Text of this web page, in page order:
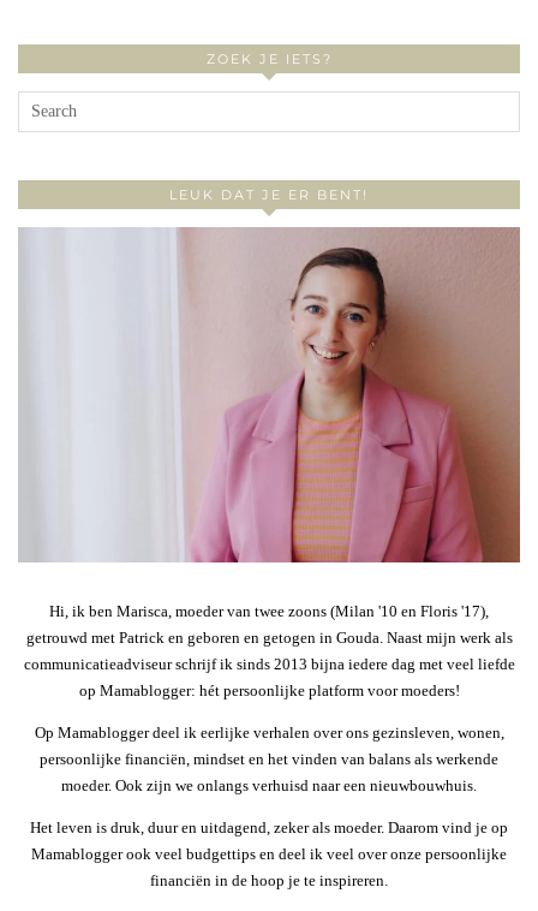
ZOEK JE IETS?
LEUK DAT JE ER BENT!
Hi, ik ben Marisca, moeder van twee zoons (Milan '10 en Floris '17),
getrouwd met Patrick en geboren en getogen in Gouda. Naast mijn werk als
communicatieadviseur schrijf ik sinds 2013 bijna iedere dag met veel liefde
op Mamablogger: hét persoonlijke platform voor moeders!
Op Mamablogger deel ik eerlijke verhalen over ons gezinsleven, wonen,
persoonlijke financiën, mindset en het vinden van balans als werkende
moeder. Ook zijn we onlangs verhuisd naar een nieuwbouwhuis.
Het leven is druk, duur en uitdagend, zeker als moeder. Daarom vind je op
Mamablogger ook veel budgettips en deel ik veel over onze persoonlijke
financiën in de hoop je te inspireren.